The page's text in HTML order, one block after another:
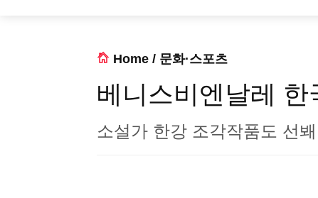
Home / 문화·스포츠
베니스비엔날레 한
소설가 한강 조각작품도 선봬